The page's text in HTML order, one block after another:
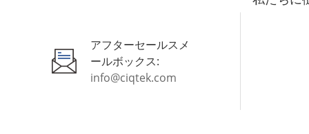
アフターセールスメ
ールボックス:
info@ciqtek.com